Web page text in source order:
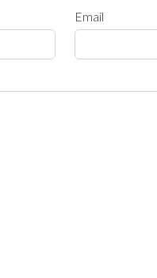
Email